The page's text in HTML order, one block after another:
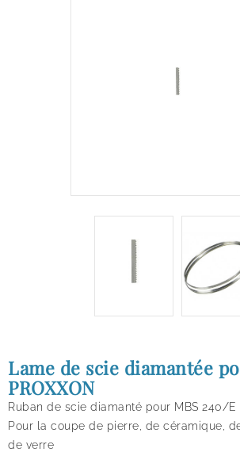
Lame de scie diamantée
PROXXON
Ruban de scie diamanté pour MBS 240/E
Pour la coupe de pierre, de céramique,
de verre